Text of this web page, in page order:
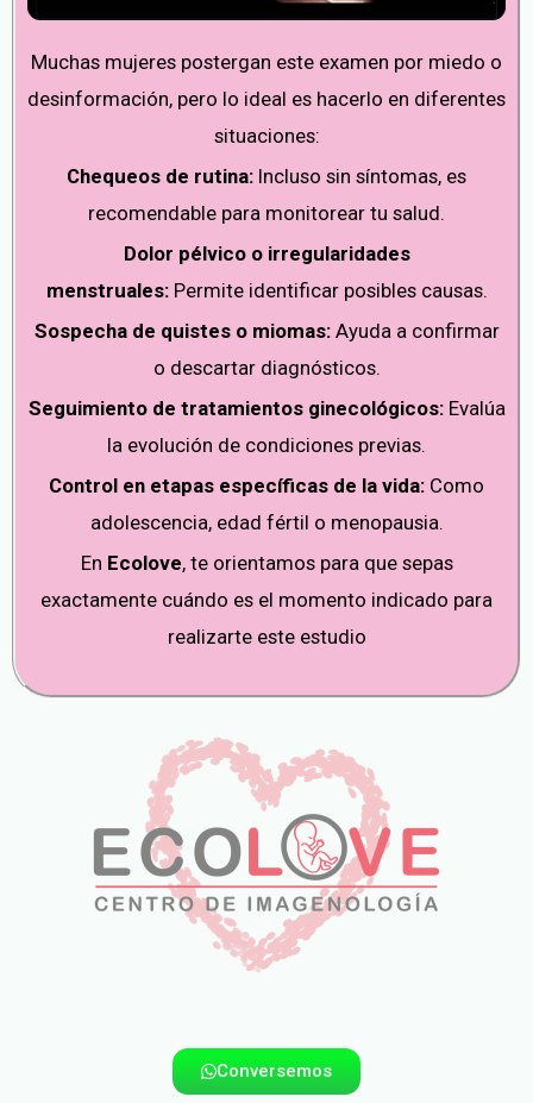
Muchas mujeres postergan este examen por miedo o
desinformación, pero lo ideal es hacerlo en diferentes
situaciones:
Chequeos de rutina: Incluso sin síntomas, es
recomendable para monitorear tu salud.
Dolor pélvico o irregularidades
menstruales:Permite identificar posibles causas.
Sospecha de quistes o miomas:Ayuda a confirmar
o descartar diagnósticos.
Seguimiento de tratamientos ginecológicos:Evalúa
la evolución de condiciones previas.
Control en etapas específicas de la vida: Como
adolescencia, edad fértil o menopausia.
En Ecolove, te orientamos para que sepas
exactamente cuándo es el momento indicado para
realizarte este estudio
Conversemos